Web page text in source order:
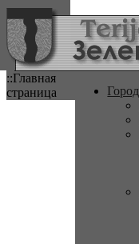
::Главная
страница
Город